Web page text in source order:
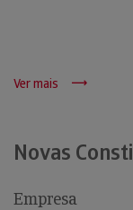
Ver mais
Novas
Empresa